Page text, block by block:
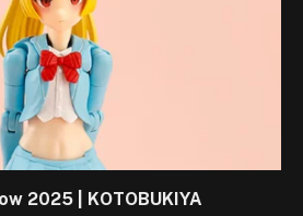
2025 | KOTOBUKIYA